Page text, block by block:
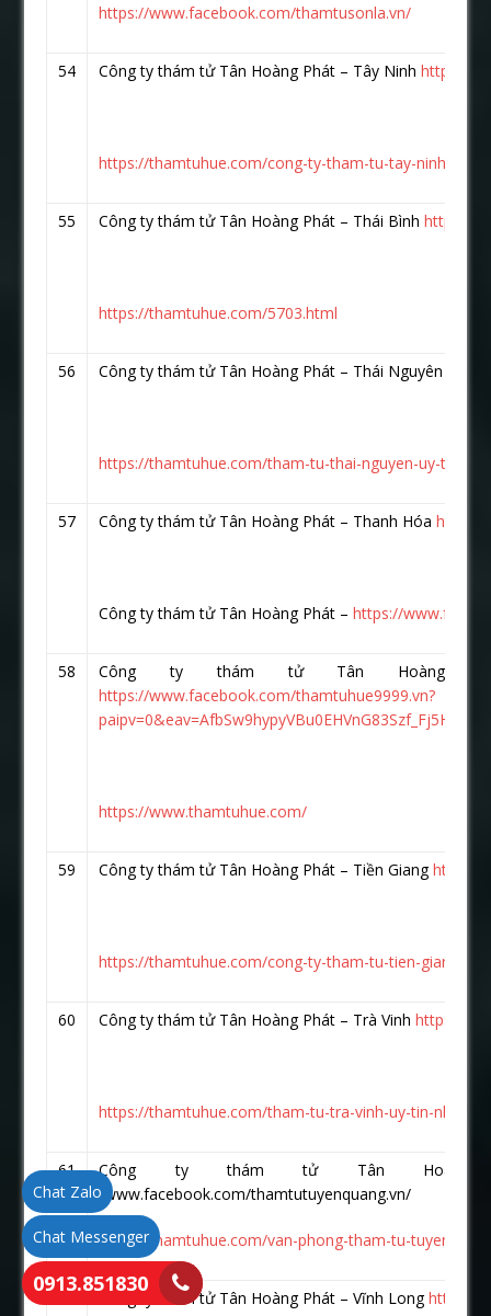
https://www.facebook.com/thamtusonla.vn/
54 Công ty thám tử Tân Hoàng Phát – Tây Ninhhttps://
https://thamtuhue.com/cong-ty-tham-tu-tay-ninh-uy-
55 Công ty thám tử Tân Hoàng Phát – Thái Bìnhhttps://
https://thamtuhue.com/5703.html
56 Công ty thám tử Tân Hoàng Phát – Thái Nguyên
https://thamtuhue.com/tham-tu-thai-nguyen-uy-tin-
57 Công ty thám tử Tân Hoàng Phát – Thanh Hóahttps://
Công ty thám tử Tân Hoàng Phát –https://
58
Công ty thám tử Tân Hoàng
https://www.facebook.com/thamtuhue9999.vn?
https://www.thamtuhue.com/
59 Công ty thám tử Tân Hoàng Phát – Tiền Gianghttps://
https://thamtuhue.com/cong-ty-tham-tu-tien-giang-
60 Công ty thám tử Tân Hoàng Phát – Trà Vinhhttps://
https://thamtuhue.com/tham-tu-tra-vinh-uy-tin-nhat-
61
Công ty thám tử Tân Hoàng
/www.facebook.com/thamtutuyenquang.vn/
https://thamtuhue.com/van-phong-tham-tu-tuyen-
62 Công ty thám tử Tân Hoàng Phát – Vĩnh Longhttps://
Chat Zalo
Chat Messenger
0913.851830